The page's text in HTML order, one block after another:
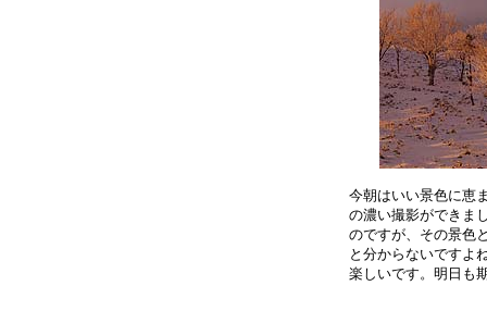
今朝はいい景色に恵
の濃い撮影ができま
のですが、その景色
と分からないですよ